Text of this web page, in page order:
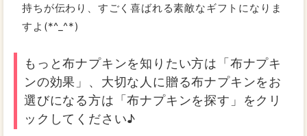
持ちが伝わり、すごく喜ばれる素敵なギフトになりま
すよ(*^_^*)
もっと布ナプキンを知りたい方は「布ナプキ
ンの効果」、大切な人に贈る布ナプキンをお
選びになる方は「布ナプキンを探す」をクリ
ックしてください♪